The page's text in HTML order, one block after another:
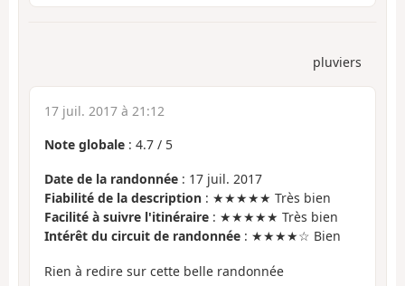
pluviers
17 juil. 2017 à 21:12
Note globale : 4.7 / 5
Date de la randonnée : 17 juil. 2017
Fiabilité de la description : ★★★★★ Très bien
Facilité à suivre l'itinéraire : ★★★★★ Très bien
Intérêt du circuit de randonnée : ★★★★☆ Bien
Rien à redire sur cette belle randonnée